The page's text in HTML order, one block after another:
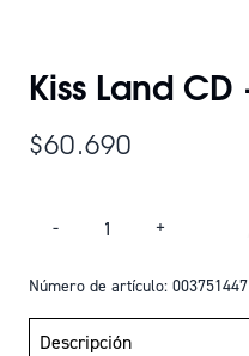
Kiss Land
$60.690
- +
Número de artículo: 003751447
Descripción